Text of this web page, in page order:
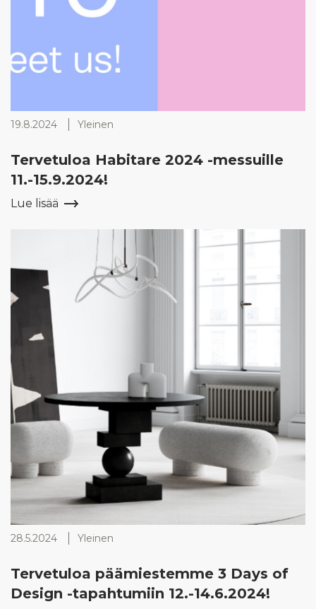
19.8.2024 Yleinen
Tervetuloa Habitare 2024 -messuille
11.-15.9.2024!
Lue lisää
28.5.2024 Yleinen
Tervetuloa päämiestemme 3 Days of
Design -tapahtumiin 12.-14.6.2024!